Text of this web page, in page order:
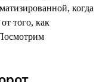
когда
того, как